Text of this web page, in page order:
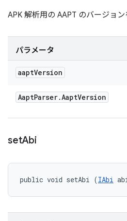
APK 解析用の AAPT のバージョン
パラメータ
aaptVersion
AaptParser.AaptVersion
setAbi
public void setAbi (IAbi